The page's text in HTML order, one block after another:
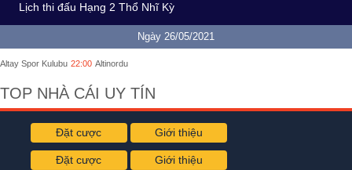
Lịch thi đấu Hạng 2 Thổ Nhĩ Kỳ
Ngày 26/05/2021
Altay Spor Kulubu 22:00 Altinordu
TOP NHÀ CÁI UY TÍN
Đặt cược Giới thiệu
Đặt cược Giới thiệu